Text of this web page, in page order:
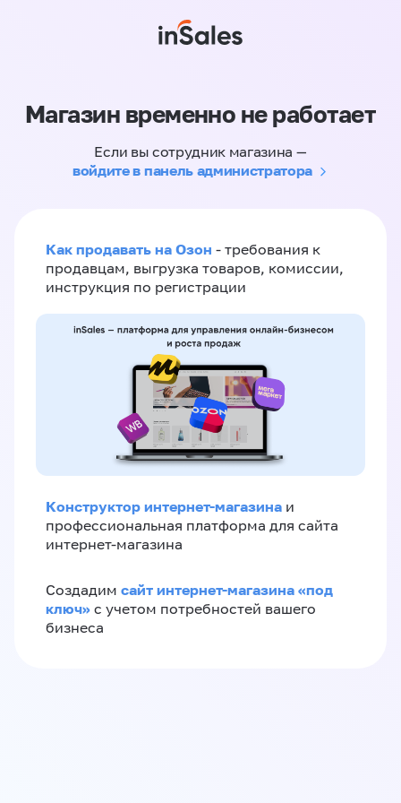
Магазин временно не работает
Если вы сотрудник магазина —
войдите в панель администратора
Как продавать на Озон - требования к
продавцам, выгрузка товаров, комиссии,
инструкция по регистрации
Конструктор интернет-магазина и
профессиональная платформа для сайта
интернет-магазина
Создадим сайт интернет-магазина «под
ключ» с учетом потребностей вашего
бизнеса